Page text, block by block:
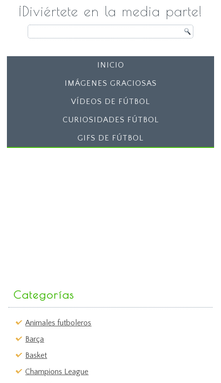
¡Diviértete en la media parte!
INICIO
IMÁGENES GRACIOSAS
VÍDEOS DE FÚTBOL
CURIOSIDADES FÚTBOL
GIFS DE FÚTBOL
Categorías
Animales futboleros
Barça
Basket
Champions League